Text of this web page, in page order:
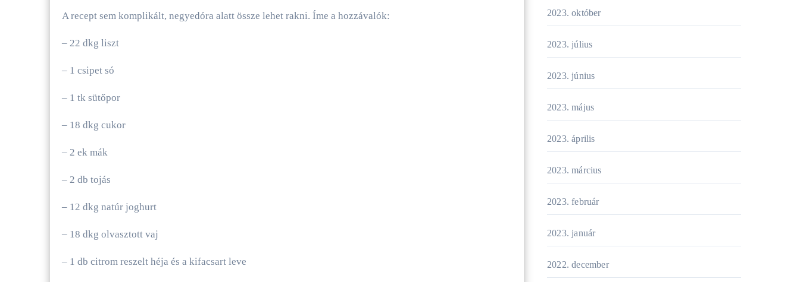
A recept sem komplikált, negyedóra alatt össze lehet rakni. Íme a hozzávalók:
– 22 dkg liszt
– 1 csipet só
– 1 tk sütőpor
– 18 dkg cukor
– 2 ek mák
– 2 db tojás
– 12 dkg natúr joghurt
– 18 dkg olvasztott vaj
– 1 db citrom reszelt héja és a kifacsart leve
2023. október
2023. július
2023. június
2023. május
2023. április
2023. március
2023. február
2023. január
2022. december